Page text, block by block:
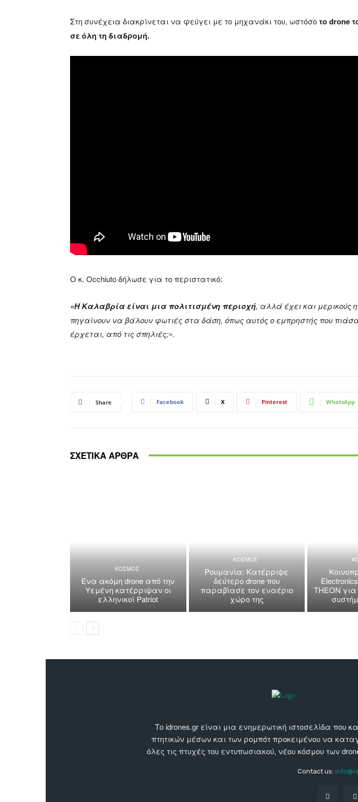
Στη συνέχεια διακρίνεται να φεύγει με το μηχανάκι του, ωστόσο το drone
σε όλη τη διαδρομή.
Ο κ. Occhiuto δήλωσε για το περιστατικό:
«Η Καλαβρία είναι μια πολιτισμένη περιοχή, αλλά έχει και μερικούς
πηγαίνουν να βάλουν φωτιές στα δάση, όπως αυτός ο εμπρηστής που
έρχεται, από τις σπηλιές;».
Share Facebook X Pinterest WhatsApp
ΣΧΕΤΙΚΑ ΑΡΘΡΑ
ΚΟΣΜΟΣ
Ένα ακόμη drone από την
Υεμένη κατέρριψαν οι
ελληνικοί Patriot
ΚΟΣΜΟΣ
Ρουμανία: Κατέρριψε
δεύτερο drone που
παραβίασε τον εναέριο
χώρο της
THEON
Το idrones.gr είναι μια ενημερωτική ιστοσελίδα
πτητικών μέσων και των ρομπότ προκειμένου να
όλες τις πτυχές του εντυπωσιακού, νέου κόσμου των
Contact us: